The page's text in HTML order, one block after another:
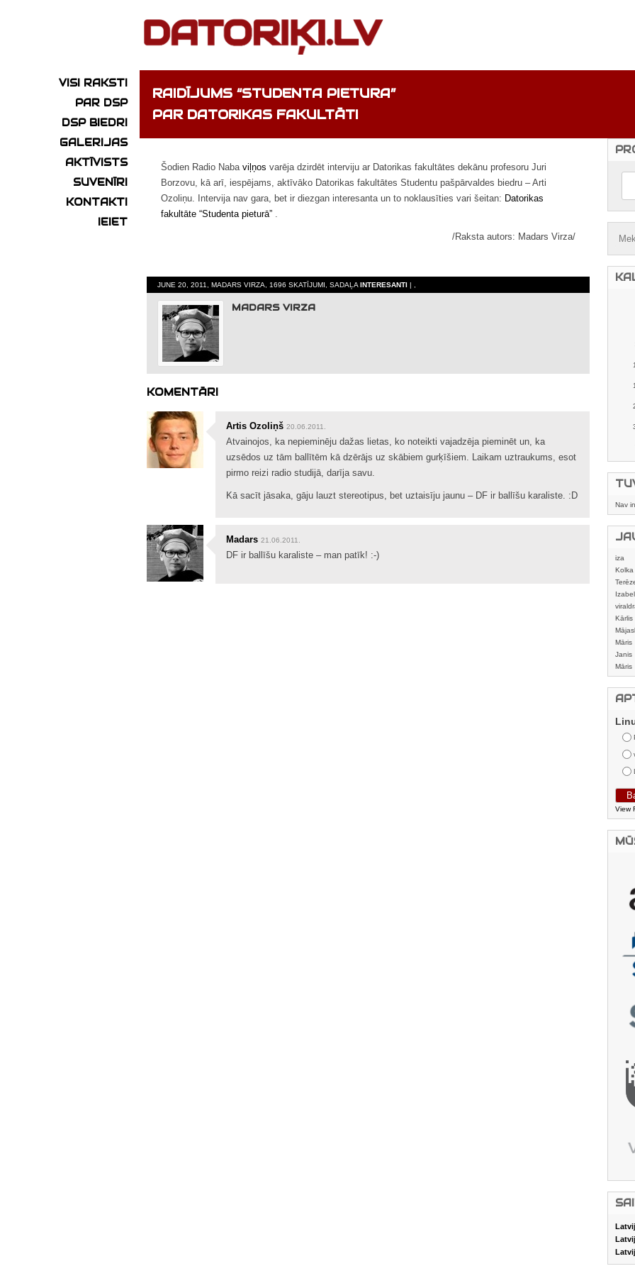
VISI RAKSTI
PAR DSP
DSP BIEDRI
GALERIJAS
AKTĪVISTS
SUVENĪRI
KONTAKTI
IEIET
RAIDĪJUMS “STUDENTA PIETURA”
PAR DATORIKAS FAKULTĀTI
Šodien Radio Naba viļņos varēja dzirdēt interviju ar Datorikas fakultātes dekānu profesoru Juri
Borzovu, kā arī, iespējams, aktīvāko Datorikas fakultātes Studentu pašpārvaldes biedru – Arti
Ozoliņu. Intervija nav gara, bet ir diezgan interesanta un to noklausīties vari šeitan: Datorikas
fakultāte “Studenta pieturā” .
/Raksta autors: Madars Virza/
JUNE 20, 2011, MADARS VIRZA, 1696 SKATĪJUMI, SADAĻAINTERESANTI | ,
MADARS VIRZA
KOMENTĀRI
Artis Ozoliņš 20.06.2011.
Atvainojos, ka nepieminēju dažas lietas, ko noteikti vajadzēja pieminēt un, ka
uzsēdos uz tām ballītēm kā dzērājs uz skābiem gurķīšiem. Laikam uztraukums, esot
pirmo reizi radio studijā, darīja savu.
Kā sacīt jāsaka, gāju lauzt stereotipus, bet uztaisīju jaunu – DF ir ballīšu karaliste. :D
Madars 21.06.2011.
DF ir ballīšu karaliste – man patīk! :-)
Nav
iza
Kolka
Kārlis
Māris
Janis
Māris
View